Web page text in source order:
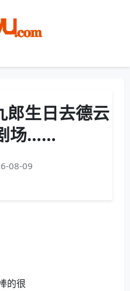
郎生日去德云
场……
08-09
的很